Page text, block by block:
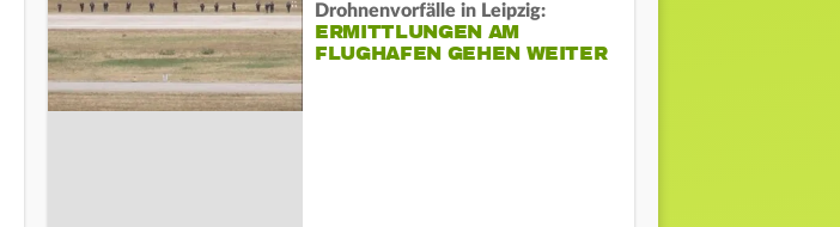
Drohnenvorfälle in Leipzig:
ERMITTLUNGEN AM
FLUGHAFEN GEHEN WEITER